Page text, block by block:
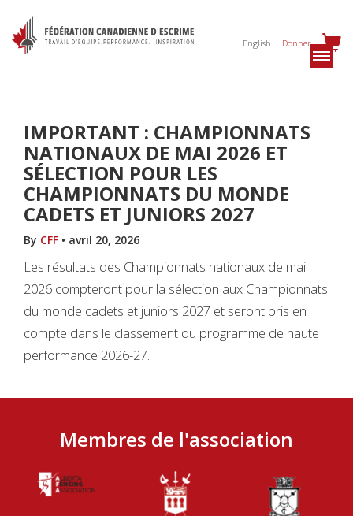
English Donner
IMPORTANT : CHAMPIONNATS
NATIONAUX DE MAI 2026 ET
SÉLECTION POUR LES
CHAMPIONNATS DU MONDE
CADETS ET JUNIORS 2027
By CFF • avril 20, 2026
Les résultats des Championnats nationaux de mai
2026 compteront pour la sélection aux Championnats
du monde cadets et juniors 2027 et seront pris en
compte dans le classement du programme de haute
performance 2026-27.
Membres de l'association